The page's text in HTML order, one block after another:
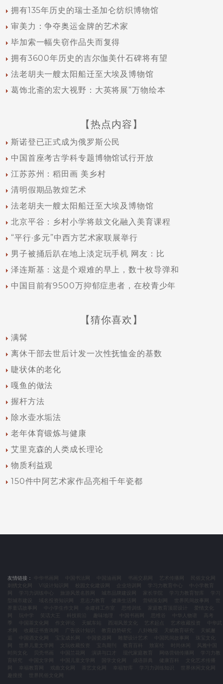
拥有135年历史的瑞士圣加仑纺织博物馆
审美力：争夺奥运金牌的艺术家
毕加索一幅失窃作品失而复得
拥有3600年历史的吉尔伽美什石碑将有望
法老胡夫一艘太阳船迁至大埃及博物馆
葛饰北斋的宏大视野：大英将展“万物绘本
【热点内容】
斯诺登已正式成为俄罗斯公民
中国首座考古学科专题博物馆试行开放
江苏苏州：稻田画 美乡村
清明假期品敦煌艺术
法老胡夫一艘太阳船迁至大埃及博物馆
北京平谷：乡村小学将鼓文化融入美育课程
“平行·多元”中西方艺术家联展举行
男子被捅后趴在地上淡定玩手机 网友：比
泽连斯基：这是个艰难的早上，数十枚导弹和
中国目前有9500万抑郁症患者，在校青少年
【猜你喜欢】
满髯
离休干部去世后计发一次性抚恤金的基数
睫状体的老化
嘎鱼的做法
握杆方法
除水壶水垢法
老年体育锻炼与健康
艾里克森的人类成长理论
物质利益观
150件中阿艺术家作品亮相千年瓷都
友情链接： 中华书画网 中国书法网 中国油画网 书画交易网 艺术传播网
民俗文化网
刺绣文化网
VI设计知识网 校园文化建设网 企业培训网 学习力教育中心
中小学教育
网
学习力训练中心 旅游风景名胜网 城市品牌建设网 家长学院 学习力教育智库
学习
型城市建设
域名投资知识网 意志力教育 健康生活网 营销策划网 世界民间故事网
世
界童话故事网
中小学生作文网 余建祥工作室 家庭教育顶层设计
爱情文化
网
玩中学 笑话大王 科技前沿 趣味地理 中国书画网 中华人物谱
高考
季
中国茶文化网 作文评论 天赋车站 西湖风景文化 艺术起点 艺术收藏投资
中华武
术网
收藏证书查询网 广告设计知识 教育趋势研究 八卦晚报 天赋教育研究
天赋邂
中国酒文化网 宝宝成长网 中国瓷器网 雕塑设计艺术 中国民间故事网
珠宝文化
网
世界儿童文学网 文玩收藏投资 宝岛期刊 教育百科 致富经 时尚休闲
风雅中国
时尚文化
贝壳书画 中国兰花网 演讲与口才 现代家庭教育 网络营销传播网
学习力教
育研究
中国文学网 中国儿童文学网 国学文化网 成语辞典 健康百科
文化艺术传播
网
幸福教育网 戏曲文化网 茶艺文化网 学习力训练知识
世界休闲文化网
趣搜搜
世界民俗文化网